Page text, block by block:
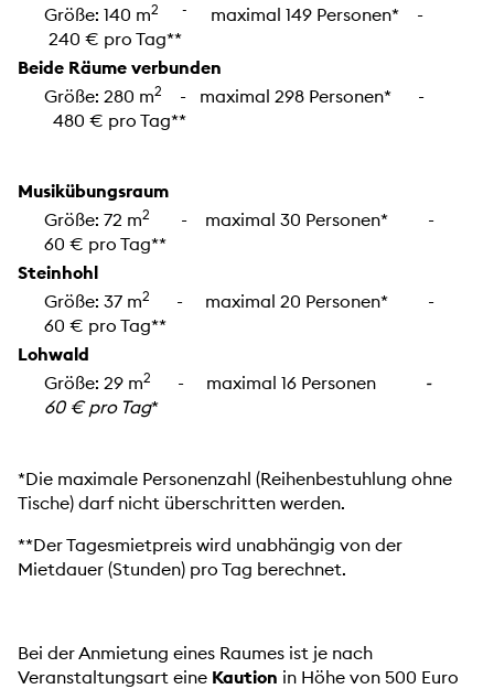
Größe: 140 m2 - maximal 149 Personen* -
240 € pro Tag**
Beide Räume verbunden
Größe: 280 m2
- maximal 298 Personen* -
480 € pro Tag**
Musikübungsraum
Größe: 72 m2
- maximal 30 Personen* -
60 € pro Tag**
Steinhohl
Größe: 37 m2
- maximal 20 Personen* -
60 € pro Tag**
Lohwald
Größe: 29 m2 - maximal 16 Personen -
60 € pro Tag*
*Die maximale Personenzahl (Reihenbestuhlung ohne
Tische) darf nicht überschritten werden.
**Der Tagesmietpreis wird unabhängig von der
Mietdauer (Stunden) pro Tag berechnet.
Bei der Anmietung eines Raumes ist je nach
Veranstaltungsart eine Kaution in Höhe von 500 Euro